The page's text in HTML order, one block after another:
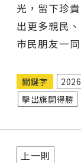
光，留下珍
出更多親民
市民朋友一
關鍵字
擊出旗開得勝
上一則